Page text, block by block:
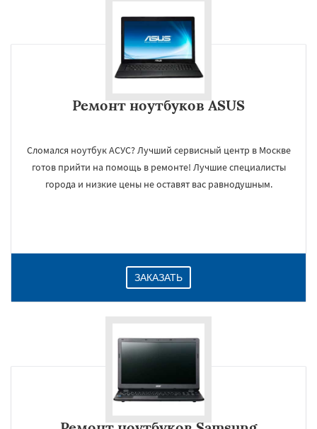
Ремонт ноутбуков ASUS
Сломался ноутбук АСУС? Лучший сервисный центр в Москве
готов прийти на помощь в ремонте! Лучшие специалисты
города и низкие цены не оставят вас равнодушным.
ЗАКАЗАТЬ